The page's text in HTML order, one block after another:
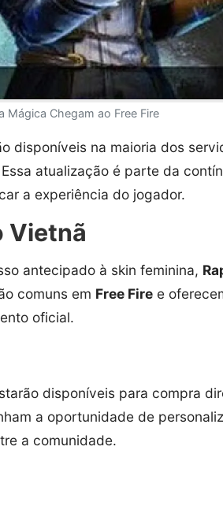
Mágica Chegam ao Free Fire
disponíveis na maioria dos
atualização é parte da
a experiência do jogador.
Vietnã
antecipado à skin feminina,
comuns em Free Fire e
oficial.
disponíveis para compra
a oportunidade de
a comunidade.